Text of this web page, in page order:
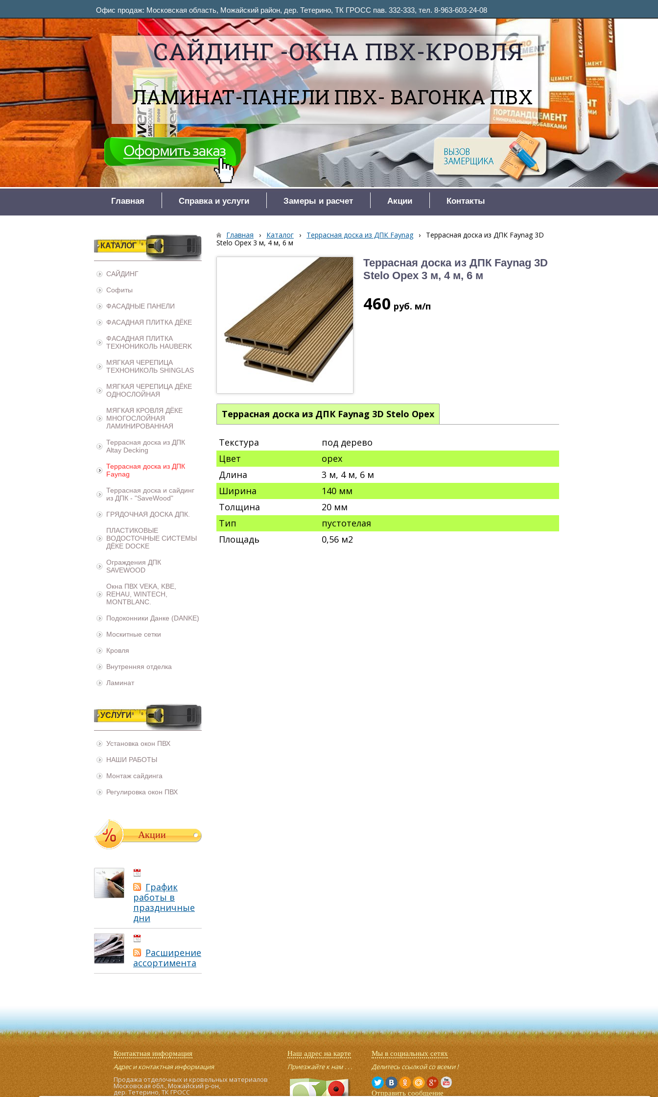
САЙДИНГ -ОКНА ПВХ-КРОВЛЯ
ЛАМИНАТ-ПАНЕЛИ ПВХ- ВАГОНКА ПВХ
Офис продаж: Московская область, Можайский район, дер. Тетерино, ТК ГРОСС пав. 332-333, тел. 8-963-603-24-08
Главная Справка и услуги Замеры и расчет Акции Контакты
КАТАЛОГ
САЙДИНГ
Софиты
ФАСАДНЫЕ ПАНЕЛИ
ФАСАДНАЯ ПЛИТКА ДЁКЕ
ФАСАДНАЯ ПЛИТКА
ТЕХНОНИКОЛЬ HAUBERK
МЯГКАЯ ЧЕРЕПИЦА
ТЕХНОНИКОЛЬ SHINGLAS
МЯГКАЯ ЧЕРЕПИЦА ДЁКЕ
ОДНОСЛОЙНАЯ
МЯГКАЯ КРОВЛЯ ДЁКЕ
МНОГОСЛОЙНАЯ
ЛАМИНИРОВАННАЯ
Террасная доска из ДПК
Altay Decking
Террасная доска из ДПК
Faynag
Террасная доска и сайдинг
из ДПК - "SaveWood"
ГРЯДОЧНАЯ ДОСКА ДПК.
ПЛАСТИКОВЫЕ
ВОДОСТОЧНЫЕ СИСТЕМЫ
ДЁКЕ DOCKE
Ограждения ДПК
SAVEWOOD
Окна ПВХ VEKA, KBE,
REHAU, WINTECH,
MONTBLANC.
Подоконники Данке (DANKE)
Москитные сетки
Кровля
Внутренняя отделка
Ламинат
УСЛУГИ
Установка окон ПВХ
НАШИ РАБОТЫ
Монтаж сайдинга
Регулировка окон ПВХ
Акции
График
работы в
праздничные
дни
Расширение
ассортимента
Главная › Каталог › Террасная доска из ДПК Faynag ›
Террасная доска из ДПК Faynag 3D
Stelo Орех 3 м, 4 м, 6 м
Террасная доска из ДПК Faynag 3D
Stelo Орех 3 м, 4 м, 6 м
460 руб. м/п
Террасная доска из ДПК Faynag 3D Stelo Орех
Текстура
под дерево
Цвет
орех
Длина
3 м, 4 м, 6 м
Ширина
140 мм
Толщина
20 мм
Тип
пустотелая
Площадь
0,56 м2
Контактная информация
Адрес и контактная информация
Продажа отделочных и кровельных материалов
Московская обл., Можайский р-он,
дер. Тетерино, ТК ГРОСС
Наш адрес на карте
Приезжайте к нам . . .
Мы в социальных сетях
Делитесь ссылкой со всеми !
Отправить сообщение